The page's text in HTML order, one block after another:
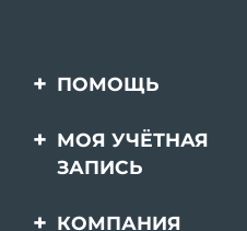
ПОМОЩЬ
Свяжитесь с нами
Заказ и доставка
Гарантия и возврат
МОЯ УЧЁТНАЯ
ЗАПИСЬ
Регистрация продукта
КОМПАНИЯ